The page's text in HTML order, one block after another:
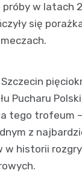
próby w latach
się
Pucharu
tego trofeum
z
w historii